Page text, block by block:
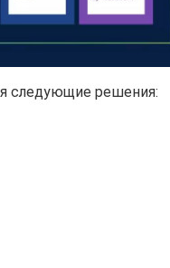
следующие решения: